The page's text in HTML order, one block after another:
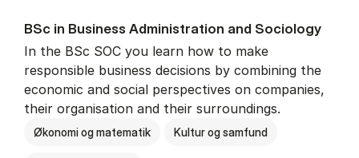
BSc in Busi­ness Ad­min­is­tra­tion and So­ci­ology
In the BSc SOC you learn how to make
responsible business decisions by combining the
economic and social perspectives on companies,
their organisation and their surroundings.
Økonomi og matematik Kultur og samfund